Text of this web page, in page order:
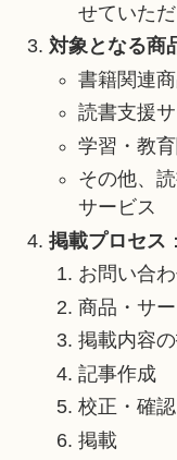
せていただ
対象となる商
書籍関連
読書支援
学習・教
その他、
サービス
掲載プロセス ：
お問い合
商品・サ
掲載内容
記事作成
校正・確認
掲載